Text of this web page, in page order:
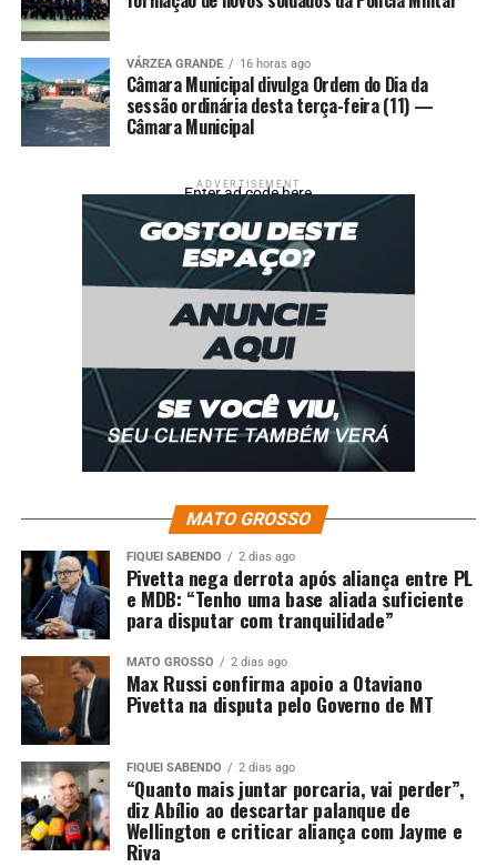
Fonte: O Documento
Comentários
FEDERAÇÃO JUAREZ MANTER
POLÍTICA
Governo empenha mais R$ 108 mi em emendas; total
chega a R$ 776 mi
MT e Cuiab fazem acordo para licenciamentos
ambientais
VÁRZEA GRANDE 16 horas ago
Câmara Municipal divulga Ordem do Dia da
sessão ordinária desta terça-feira (11) —
Câmara Municipal
ADVERTISEMENT
Enter ad code here
MATO GROSSO
FIQUEI SABENDO 2 dias ago
Pivetta nega derrota após aliança entre PL
e MDB: “Tenho uma base aliada suficiente
para disputar com tranquilidade”
MATO GROSSO 2 dias ago
Max Russi confirma apoio a Otaviano
Pivetta na disputa pelo Governo de MT
FIQUEI SABENDO 2 dias ago
“Quanto mais juntar porcaria, vai perder”,
diz Abílio ao descartar palanque de
Wellington e criticar aliança com Jayme e
Riva